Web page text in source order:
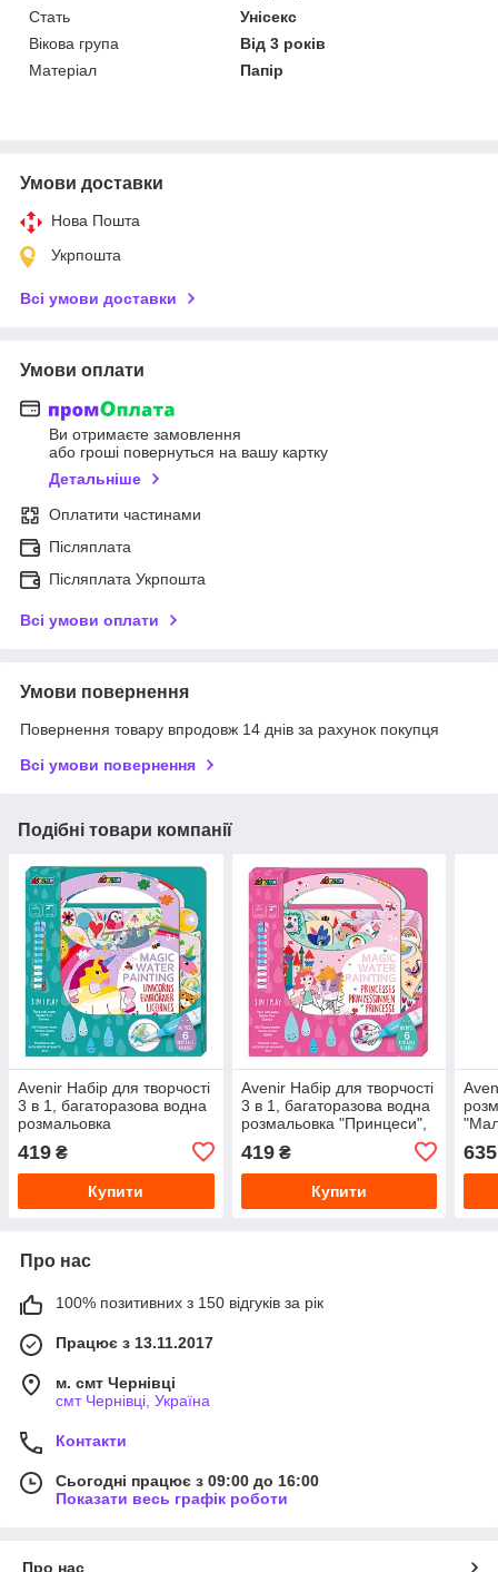
Стать
Унісекс
Вікова група
Від 3 років
Матеріал
Папір
Умови доставки
Нова Пошта
Укрпошта
Всі умови доставки
Умови оплати
Ви отримаєте замовлення
або гроші повернуться на вашу картку
Детальніше
Оплатити частинами
Післяплата
Післяплата Укрпошта
Всі умови оплати
Умови повернення
Повернення товару впродовж 14 днів за рахунок покупця
Всі умови повернення
Подібні товари компанії
Avenir Набір для творчості
3 в 1, багаторазова водна
розмальовка
"Єдиноріжки", 6 аркушів,
CH221778
419 ₴
Купити
Avenir Набір для творчості
3 в 1, багаторазова водна
розмальовка "Принцеси",
419₴
Купити
635
Про нас
100% позитивних з 150 відгуків за рік
Працює з 13.11.2017
м. смт Чернівці
смт Чернівці, Україна
Контакти
Сьогодні працює з 09:00 до 16:00
Показати весь графік роботи
Про нас